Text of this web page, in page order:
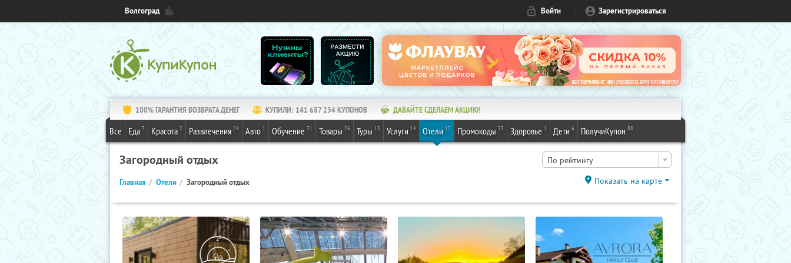
Волгоград Войти Зарегистрироваться
100% ГАРАНТИЯ ВОЗВРАТА ДЕНЕГ КУПИЛИ: 141 687 234КУПОНОВ ДАВАЙТЕ СДЕЛАЕМ АКЦИЮ!
Все Еда 7 Красота 2 Развлечения 24 Авто 1 Обучение 31 Товары 26 Туры 13 Услуги 14 Отели 17 Промокоды 53 Здоровье 1 Дети 6 ПолучиКупон 88
Загородный отдых По рейтингу
Главная Отели Загородный отдых Показать на карте